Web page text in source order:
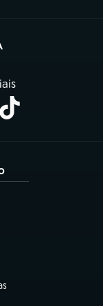
aba)